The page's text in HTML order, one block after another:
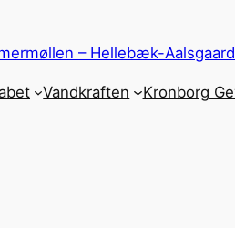
– Hellebæk-
Vandkraften Kronborg